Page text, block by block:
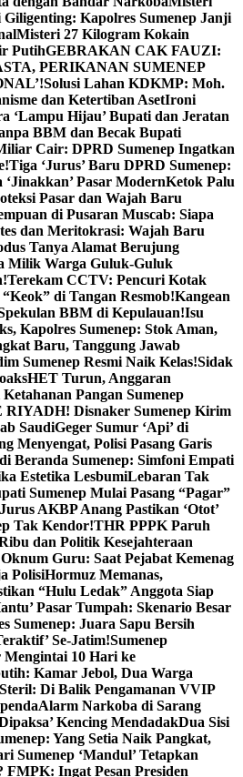
Giligenting: Kapolres Sumenep Janji
Misteri 27 Kilogram Kokain
PutihGEBRAKAN CAK FAUZI:
PERIKANAN SUMENEP
Solusi Lahan KDKMP: Moh.
dan Ketertiban AsetIroni
‘Lampu Hijau’ Bupati dan Jeratan
BBM dan Becak Bupati
Cair: DPRD Sumenep Ingatkan
Tiga ‘Jurus’ Baru DPRD Sumenep:
Pasar ModernKetok Palu
Pasar dan Wajah Baru
di Pusaran Muscab: Siapa
dan Meritokrasi: Wajah Baru
Tanya Alamat Berujung
Milik Warga Guluk-Guluk
Terekam CCTV: Pencuri Kotak
di Tangan Resmob!Kangean
BBM di Kepulauan!Isu
Kapolres Sumenep: Stok Aman,
Baru, Tanggung Jawab
Sumenep Resmi Naik Kelas!Sidak
HET Turun, Anggaran
Pangan Sumenep
Disnaker Sumenep Kirim
SaudiGeger Sumur ‘Api’ di
Menyengat, Polisi Pasang Garis
Beranda Sumenep: Simfoni Empati
Estetika LesbumiLebaran Tak
Sumenep Mulai Pasang “Pagar”
AKBP Anang Pastikan ‘Otot’
Tak Kendor!THR PPPK Paruh
dan Politik Kesejahteraan
Guru: Saat Pejabat Kemenag
PolisiHormuz Memanas,
“Hulu Ledak” Anggota Siap
Pasar Tumpah: Skenario Besar
Sumenep: Juara Sapu Bersih
Se-Jatim!Sumenep
Mengintai 10 Hari ke
Kamar Jebol, Dua Warga
Di Balik Pengamanan VVIP
Alarm Narkoba di Sarang
Kencing MendadakDua Sisi
Yang Setia Naik Pangkat,
Sumenep ‘Mandul’ Tetapkan
Ingat Pesan Presiden